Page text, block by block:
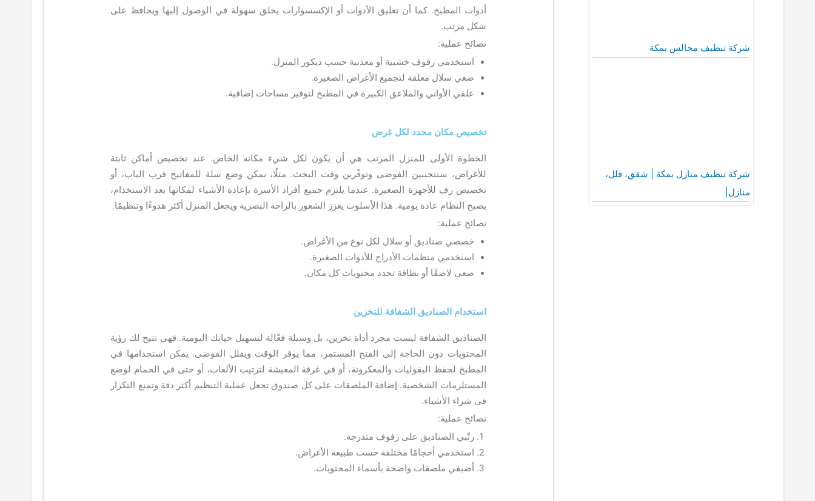
شركة تنظيف مجالس بمكة
شركة تنظيف منازل بمكة | شقق، فلل،
منازل|
أدوات المطبخ. كما أن تعليق الأدوات أو الإكسسوارات يخلق سهولة في الوصول إليها ويحافظ على
شكل مرتب.
نصائح عملية:
استخدمي رفوف خشبية أو معدنية حسب ديكور المنزل.
ضعي سلال معلقة لتجميع الأغراض الصغيرة.
علقي الأواني والملاعق الكبيرة في المطبخ لتوفير مساحات إضافية.
تخصيص مكان محدد لكل غرض
الخطوة الأولى للمنزل المرتب هي أن يكون لكل شيء مكانه الخاص. عند تخصيص أماكن ثابتة
للأغراض، ستتجنبين الفوضى وتوفّرين وقت البحث. مثلًا، يمكن وضع سلة للمفاتيح قرب الباب، أو
تخصيص رف للأجهزة الصغيرة. عندما يلتزم جميع أفراد الأسرة بإعادة الأشياء لمكانها بعد الاستخدام،
يصبح النظام عادة يومية. هذا الأسلوب يعزز الشعور بالراحة البصرية ويجعل المنزل أكثر هدوءًا وتنظيمًا.
نصائح عملية:
خصصي صناديق أو سلال لكل نوع من الأغراض.
استخدمي منظمات الأدراج للأدوات الصغيرة.
ضعي لاصقًا أو بطاقة تحدد محتويات كل مكان.
استخدام الصناديق الشفافة للتخزين
الصناديق الشفافة ليست مجرد أداة تخزين، بل وسيلة فعّالة لتسهيل حياتك اليومية. فهي تتيح لك رؤية
المحتويات دون الحاجة إلى الفتح المستمر، مما يوفر الوقت ويقلل الفوضى. يمكن استخدامها في
المطبخ لحفظ البقوليات والمعكرونة، أو في غرفة المعيشة لترتيب الألعاب، أو حتى في الحمام لوضع
المستلزمات الشخصية. إضافة الملصقات على كل صندوق تجعل عملية التنظيم أكثر دقة وتمنع التكرار
في شراء الأشياء.
نصائح عملية:
رتّبي الصناديق على رفوف متدرجة.
استخدمي أحجامًا مختلفة حسب طبيعة الأغراض.
أضيفي ملصقات واضحة بأسماء المحتويات.